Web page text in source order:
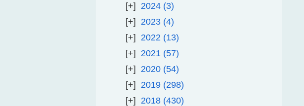
2024 3
2023 4
2022
13
2021
57
2020 54
2019 298
2018 430